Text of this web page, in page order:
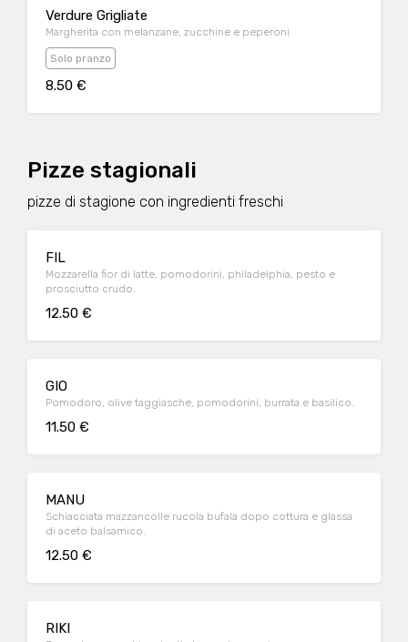
Verdure Grigliate
Margherita con melanzane, zucchine e peperoni
Solo pranzo
8.50 €
Pizze stagionali
pizze di stagione con ingredienti freschi
FIL
Mozzarella fior di latte, pomodorini, philadelphia, pesto e
prosciutto crudo.
12.50 €
GIO
Pomodoro, olive taggiasche, pomodorini, burrata e basilico.
11.50 €
MANU
Schiacciata mazzancolle rucola bufala dopo cottura e glassa
di aceto balsamico.
12.50 €
RIKI